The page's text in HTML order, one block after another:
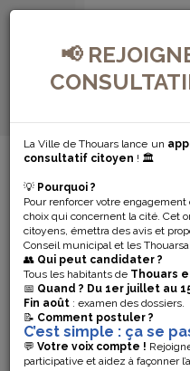
📢
La Ville de Thouars lance un
consultatif citoyen ! 🏛️
💡 Pourquoi ?
Pour renforcer votre
choix qui concernent la cité. Cet
citoyens, émettra des avis et
Conseil municipal et les
👥 Qui peut candidater ?
Tous les habitants de Thouars
📅 Quand ? Du 1er juillet au
Fin août : examen des dossiers.
📝 Comment postuler ?
C’est simple : ça se
💬 Votre voix compte !
participative et aidez à façonner
MENU
LES
JEUX
LEUR
!
Après une